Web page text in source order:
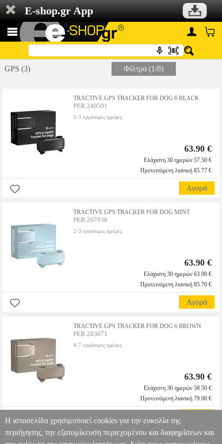
E-shop.gr App
GPS (3) Φίλτρα (1/8)
TRACTIVE GPS TRACKER FOR DOG 6 BLACK
PER.249501
2-3 εργάσιμες ημέρες
63.90 €
Ελάχιστη 30 ημερών 57.50 €
Προτεινόμενη λιανική 85.77 €
Αγορά
TRACTIVE GPS TRACKER FOR DOG ΜΙΝΤ
PER.267938
2-3 εργάσιμες ημέρες
63.90 €
Ελάχιστη 30 ημερών 63.90 €
Προτεινόμενη λιανική 85.70 €
Αγορά
TRACTIVE GPS TRACKER FOR DOG 6 BROWN
PER.283671
4-7 εργάσιμες ημέρες
63.90 €
Ελάχιστη 30 ημερών 58.50 €
Προτεινόμενη λιανική 79.00 €
Η ιστοσελίδα χρησιμοποιεί cookies για την ευκολία της
περιήγησης, την εξατομίκευση περιεχομένου και διαφημίσεων και